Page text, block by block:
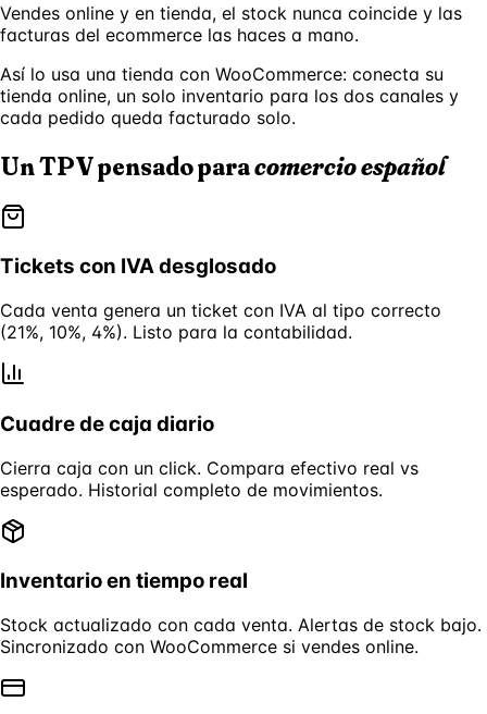
Vendes online y en tienda, el stock nunca coincide y las
facturas del ecommerce las haces a mano.
Así lo usa una tienda con WooCommerce: conecta su
tienda online, un solo inventario para los dos canales y
cada pedido queda facturado solo.
Un TPV pensado paracomercio español
Tickets con IVA desglosado
Cada venta genera un ticket con IVA al tipo correcto
(21%, 10%, 4%). Listo para la contabilidad.
Cuadre de caja diario
Cierra caja con un click. Compara efectivo real vs
esperado. Historial completo de movimientos.
Inventario en tiempo real
Stock actualizado con cada venta. Alertas de stock bajo.
Sincronizado con WooCommerce si vendes online.